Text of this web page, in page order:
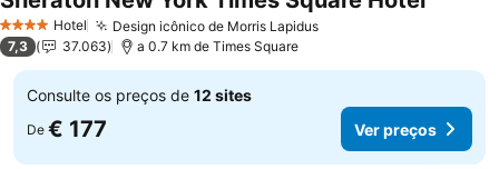
4 EstrelasHotel Design icônico de Morris Lapidus
7,3 37.063 a 0.7 km de Times Square
Consulte os preços de 12 sites
De € 177 Ver preços